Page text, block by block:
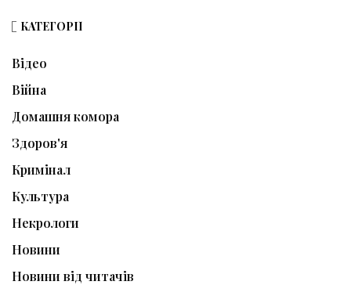
КАТЕГОРІЇ
Відео
Війна
Домашня комора
Здоров'я
Кримінал
Культура
Некрологи
Новини
Новини від читачів